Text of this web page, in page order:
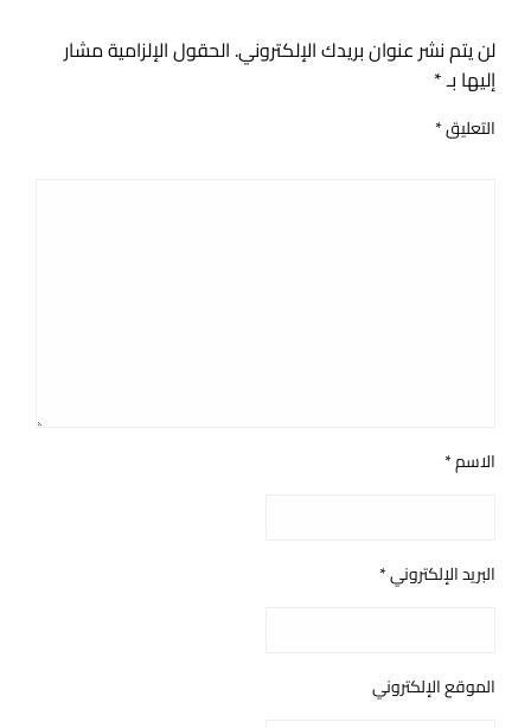
لن يتم نشر عنوان بريدك الإلكتروني. الحقول الإلزامية مشار
إليها بـ*
التعليق*
الاسم*
البريد الإلكتروني*
الموقع الإلكتروني